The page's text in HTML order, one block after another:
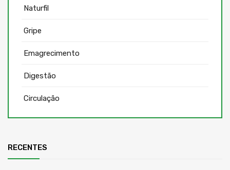
Naturfil
Gripe
Emagrecimento
Digestão
Circulação
RECENTES